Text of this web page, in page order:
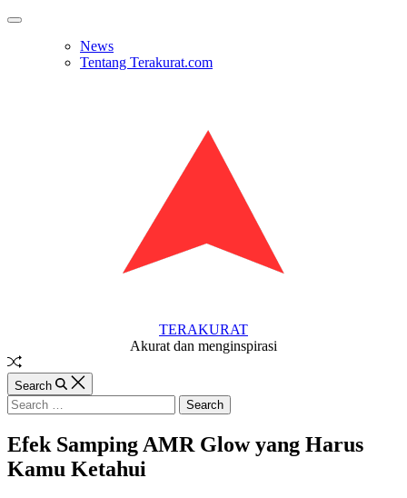
Skip
Off
News
Tentang Terakurat.com
TERAKURAT
Akurat dan menginspirasi
Random
Article
Search
Search
for:
Efek Samping AMR Glow yang Harus
Kamu Ketahui